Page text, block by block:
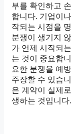
부를 확인하고
합니다. 기업이
작되는 시점을
분쟁이 생기지
가 언제 시작되
는 것이 중요합
요한 분쟁을 예
주장할 수 있습
은 계약이 실제
생하는 것입니다.